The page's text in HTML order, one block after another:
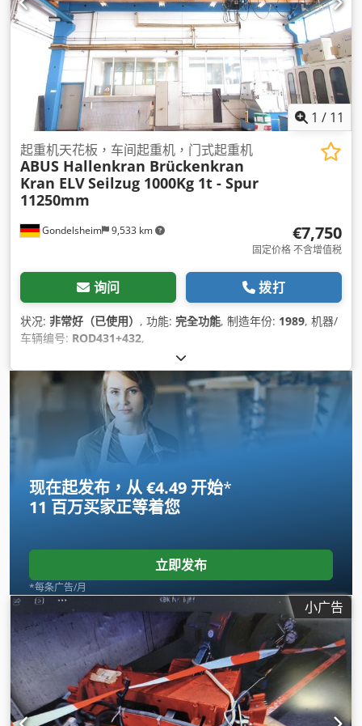
1 / 11
Gondelsheim 9,533 km
起重机天花板，车间起重机，门式起重机
ABUS Hallenkran Brückenkran
Kran ELVSeilzug 1000Kg 1t - Spur
11250mm
€7,750
固定价格 不含增值税
询问 拨打
状况: 非常好（已使用） , 功能: 完全功能, 制造年份: 1989, 机器/
车辆编号: ROD431+432,
现在起发布，从 €4.49 开始*
11 百万买家正等着您
立即发布
*每条广告/月
小广告